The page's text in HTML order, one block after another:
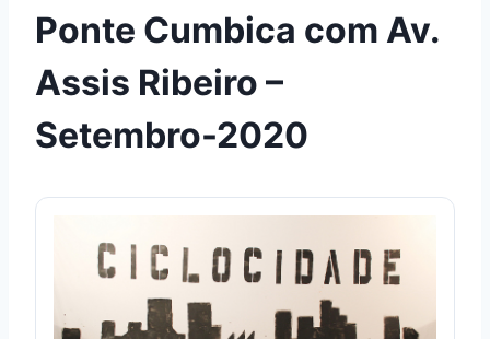
Ponte Cumbica com Av.
Assis Ribeiro –
Setembro-2020